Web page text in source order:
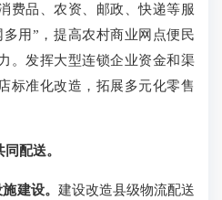
费品、农资、邮政、快递等服
用”，提高农村商业网点便民
。发挥大型连锁企业资金和渠
标准化改造，拓展多元化零售
配送。
建设。 建设改造县级物流配送